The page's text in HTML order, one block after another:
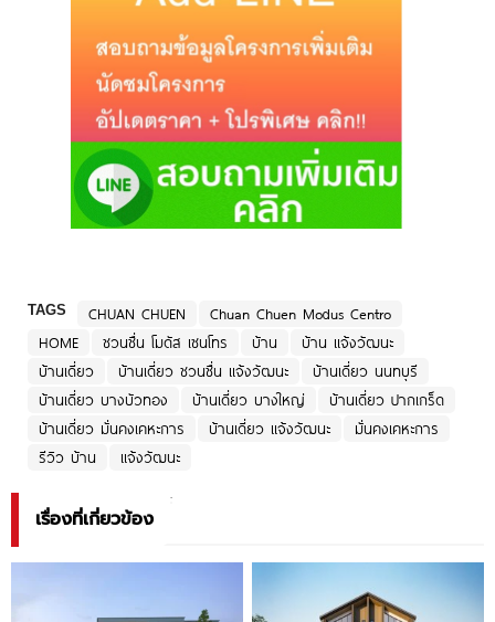
TAGS CHUAN CHUEN
Chuan Chuen Modus Centro
HOME
ชวนชื่น โมดัส เซนโทร บ้าน
บ้าน แจ้งวัฒนะ
บ้านเดี่ยว
บ้านเดี่ยว ชวนชื่น แจ้งวัฒนะ
บ้านเดี่ยว นนทบุรี
บ้านเดี่ยว บางบัวทอง
บ้านเดี่ยว บางใหญ่
บ้านเดี่ยว ปากเกร็ด
บ้านเดี่ยว มั่นคงเคหะการ
บ้านเดี่ยว แจ้งวัฒนะ
มั่นคงเคหะการ
รีวิว บ้าน
แจ้งวัฒนะ
เรื่องที่เกี่ยวข้อง